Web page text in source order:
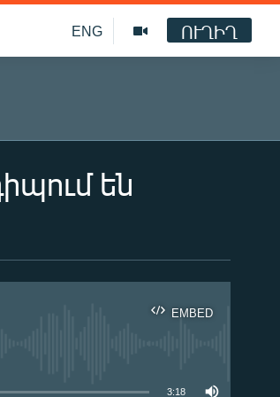
ENG ՈՒՂԻՂ
են
EMBED
3:18